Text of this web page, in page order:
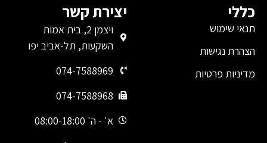
כללי
תנאי שימוש
הצהרת נגישות
מדיניות פרטיות
יצירת קשר
ויצמן 2, בית אמות
השקעות, תל-אביב יפו
074-7588969
074-7588968
א' - ה' 08:00-18:00